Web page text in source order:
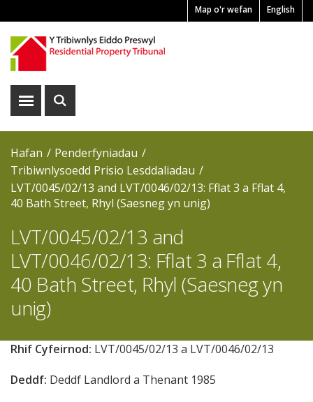
English
Pre
Header
Menu
Map o'r wefan
DangosDangos
Hafan
Penderfyniadau
Tribiwnlysoedd Prisio Lesddaliadau
LVT/0045/02/13 and LVT/0046/02/13: Fflat 3 a Fflat 4,
40 Bath Street, Rhyl (Saesneg yn unig)
LVT/0045/02/13 and
LVT/0046/02/13: Fflat 3 a Fflat 4,
40 Bath Street, Rhyl (Saesneg yn
unig)
Rhif Cyfeirnod: LVT/0045/02/13 a LVT/0046/02/13
Deddf: Deddf Landlord a Thenant 1985